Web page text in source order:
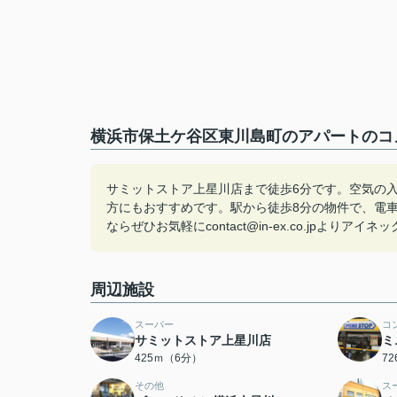
横浜市保土ケ谷区東川島町のアパートの
サミットストア上星川店まで徒歩6分です。空気の
方にもおすすめです。駅から徒歩8分の物件で、電
ならぜひお気軽にcontact@in-ex.co.jpよりアイネ
周辺施設
スーパー
サミットストア上星川店
425ｍ（6分）
コ
その他 ス